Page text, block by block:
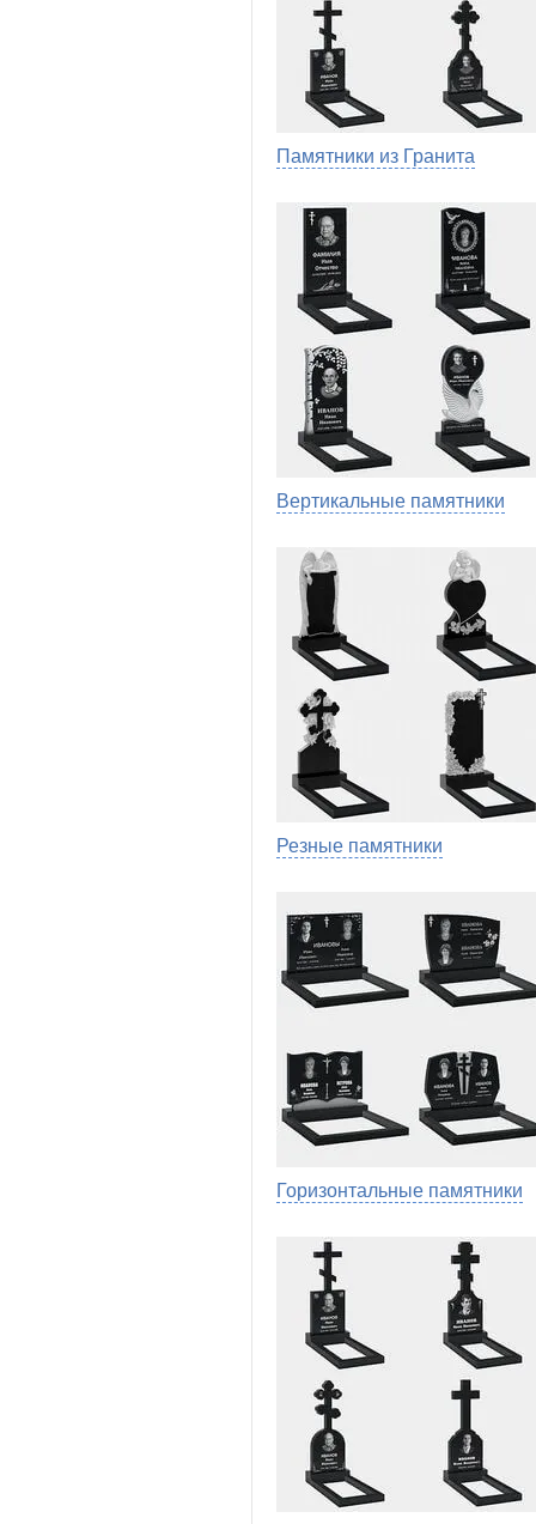
Памятники из Гранита
Вертикальные памятники
Резные памятники
Горизонтальные памятники